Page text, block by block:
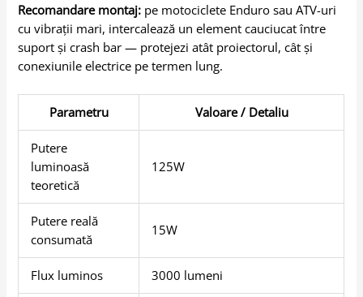
Recomandare montaj: pe motociclete Enduro sau ATV-uri
cu vibrații mari, intercalează un element cauciucat între
suport și crash bar — protejezi atât proiectorul, cât și
conexiunile electrice pe termen lung.
Parametru Valoare / Detaliu
Putere
luminoasă
teoretică
125W
Putere reală
consumată
15W
Flux luminos 3000 lumeni